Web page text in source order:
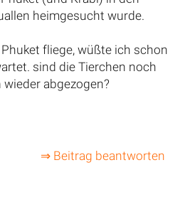
heimgesucht wurde.
fliege, wüßte ich schon
sind die Tierchen noch
abgezogen?
⇒ Beitrag beantworten